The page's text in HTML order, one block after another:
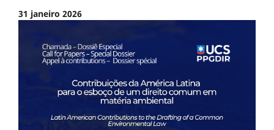
31 janeiro 2026